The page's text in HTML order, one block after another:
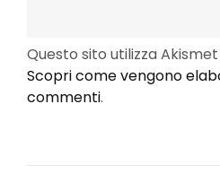
Questo sito utilizza
Scopri come vengono
commenti.